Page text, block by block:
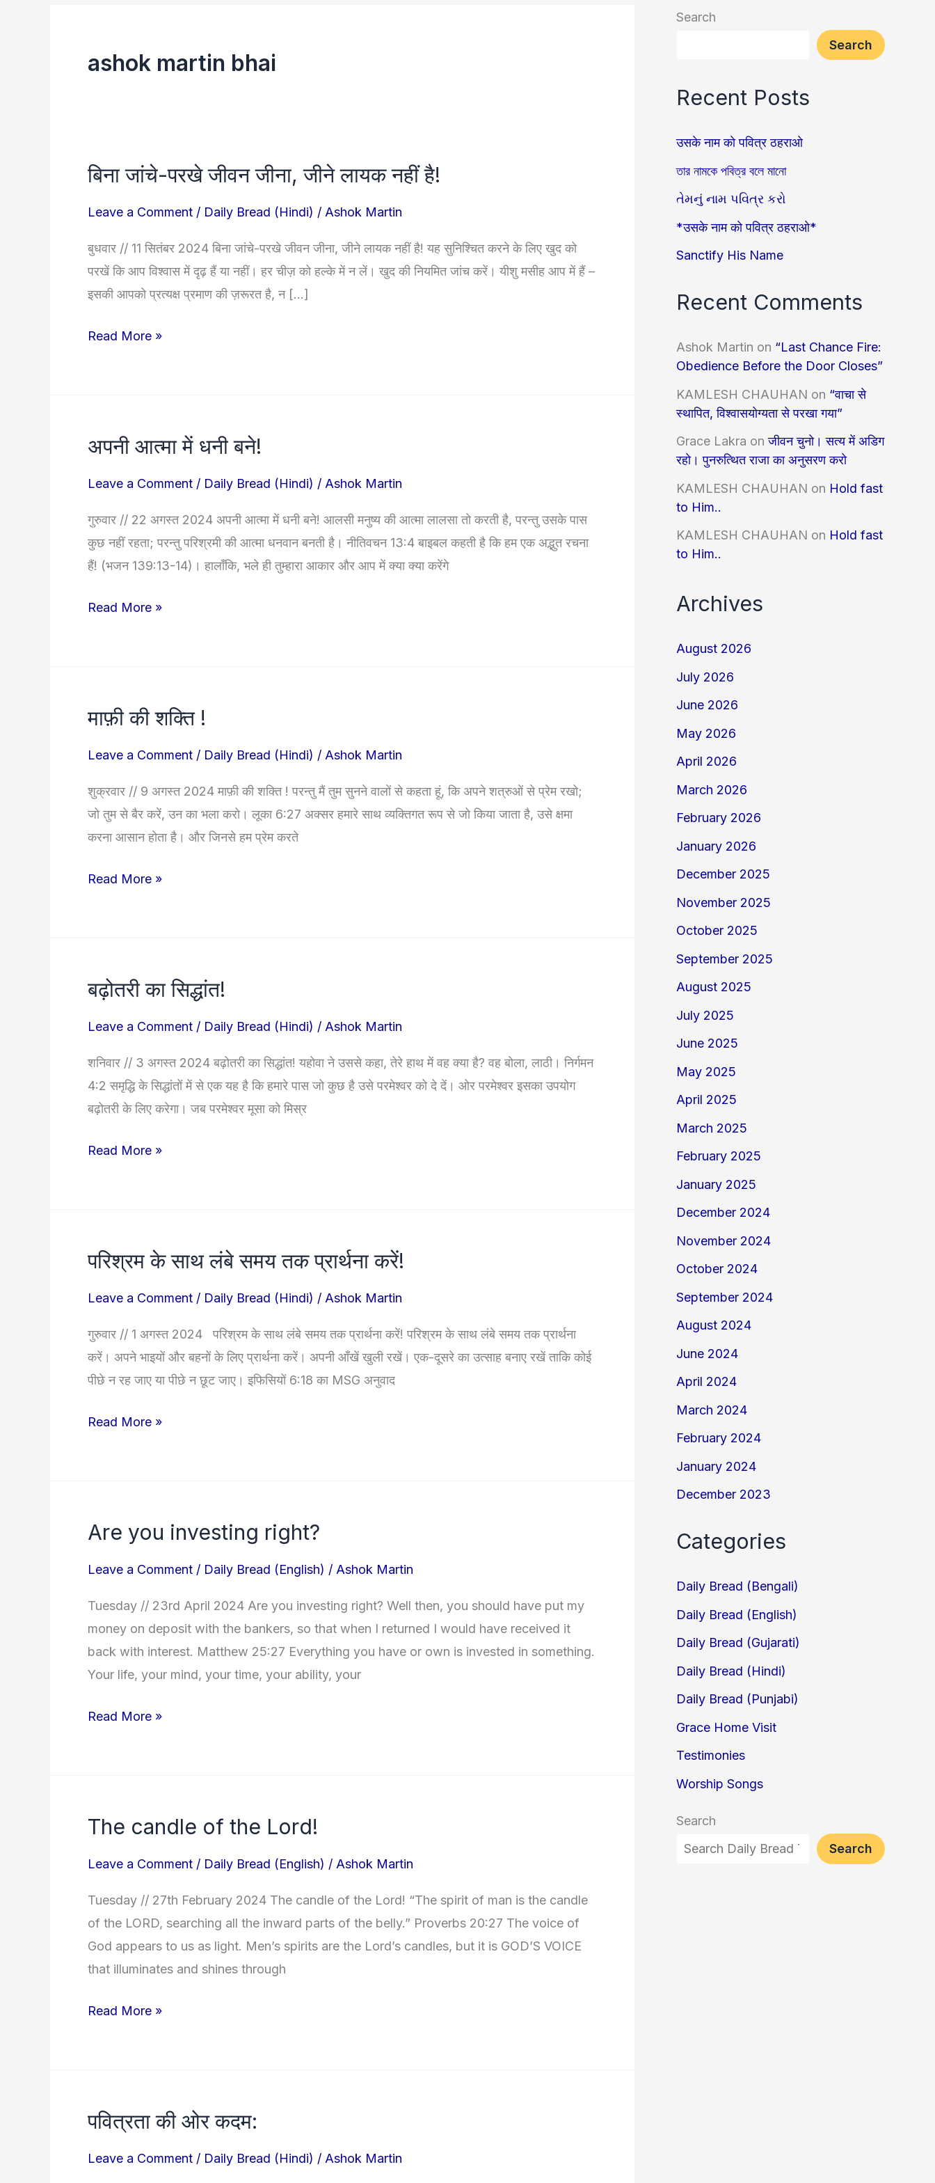
ashok martin bhai
बिना जांचे-परखे जीवन जीना, जीने लायक नहीं है!
Leave a Comment / Daily Bread (Hindi) / Ashok Martin
बुधवार // 11 सितंबर 2024 बिना जांचे-परखे जीवन जीना, जीने लायक नहीं है! यह सुनिश्चित करने के लिए खुद को
परखें कि आप विश्वास में दृढ़ हैं या नहीं। हर चीज़ को हल्के में न लें। खुद की नियमित जांच करें। यीशु मसीह आप में हैं –
इसकी आपको प्रत्यक्ष प्रमाण की ज़रूरत है, न […]
बिना
परखे
जीना,
नहीं
Read More »
अपनी आत्मा में धनी बने!
Leave a Comment / Daily Bread (Hindi) / Ashok Martin
गुरुवार // 22 अगस्त 2024 अपनी आत्मा में धनी बने! आलसी मनुष्य की आत्मा लालसा तो करती है, परन्तु उसके पास
कुछ नहीं रहता; परन्तु परिश्रमी की आत्मा धनवान बनती है। नीतिवचन 13:4 बाइबल कहती है कि हम एक अद्भुत रचना
हैं! (भजन 139:13-14)। हालाँकि, भले ही तुम्हारा आकार और आप में क्या क्या करेंगे
अपनी
में
Read More »
माफ़ी की शक्ति !
Leave a Comment / Daily Bread (Hindi) / Ashok Martin
शुक्रवार // 9 अगस्त 2024 माफ़ी की शक्ति ! परन्तु मैं तुम सुनने वालों से कहता हूं, कि अपने शत्रुओं से प्रेम रखो;
जो तुम से बैर करें, उन का भला करो। लूका 6:27 अक्सर हमारे साथ व्यक्तिगत रूप से जो किया जाता है, उसे क्षमा
करना आसान होता है। और जिनसे हम प्रेम करते
माफ़ी
शक्ति
Read More »
बढ़ोतरी का सिद्धांत!
Leave a Comment / Daily Bread (Hindi) / Ashok Martin
शनिवार // 3 अगस्त 2024 बढ़ोतरी का सिद्धांत! यहोवा ने उससे कहा, तेरे हाथ में वह क्या है? वह बोला, लाठी। निर्गमन
4:2 समृद्धि के सिद्धांतों में से एक यह है कि हमारे पास जो कुछ है उसे परमेश्वर को दे दें। ओर परमेश्वर इसका उपयोग
बढ़ोतरी के लिए करेगा। जब परमेश्वर मूसा को मिस्र
बढ़ोतरी
सिद्धांत!
Read More »
परिश्रम के साथ लंबे समय तक प्रार्थना करें!
Leave a Comment / Daily Bread (Hindi) / Ashok Martin
गुरुवार // 1 अगस्त 2024 परिश्रम के साथ लंबे समय तक प्रार्थना करें! परिश्रम के साथ लंबे समय तक प्रार्थना
करें। अपने भाइयों और बहनों के लिए प्रार्थना करें। अपनी आँखें खुली रखें। एक-दूसरे का उत्साह बनाए रखें ताकि कोई
पीछे न रह जाए या पीछे न छूट जाए। इफिसियों 6:18 का MSG अनुवाद
परिश्रम
साथ
समय
तक
करें!
Read More »
Are you investing right?
Leave a Comment / Daily Bread (English) / Ashok Martin
Tuesday // 23rd April 2024 Are you investing right? Well then, you should have put my
money on deposit with the bankers, so that when I returned I would have received it
back with interest. Matthew 25:27 Everything you have or own is invested in something.
Your life, your mind, your time, your ability, your
Are
investing
right?
Read More »
The candle of the Lord!
Leave a Comment / Daily Bread (English) / Ashok Martin
Tuesday // 27th February 2024 The candle of the Lord! “The spirit of man is the candle
of the LORD, searching all the inward parts of the belly.” Proverbs 20:27 The voice of
God appears to us as light. Men’s spirits are the Lord’s candles, but it is GOD’S VOICE
that illuminates and shines through
The
of
the
Lord!
Read More »
पवित्रता की ओर कदम:
Leave a Comment / Daily Bread (Hindi) / Ashok Martin
पवित्रता
ओर
Search
Search
Recent Posts
उसके नाम को पवित्र ठहराओ
তার নামকে পবিত্র বলে মানো
તેમનું નામ પવિત્ર કરો
*उसके नाम को पवित्र ठहराओ*
Sanctify His Name
Recent Comments
Ashok Martin on “Last Chance Fire:
Obedience Before the Door Closes”
KAMLESH CHAUHAN on “वाचा से
स्थापित, विश्वासयोग्यता से परखा गया”
Grace Lakra onजीवन चुनो। सत्य में अडिग
रहो। पुनरुत्थित राजा का अनुसरण करो
KAMLESH CHAUHAN on Hold fast
to Him..
KAMLESH CHAUHAN on Hold fast
to Him..
Archives
August 2026
July 2026
June 2026
May 2026
April 2026
March 2026
February 2026
January 2026
December 2025
November 2025
October 2025
September 2025
August 2025
July 2025
June 2025
May 2025
April 2025
March 2025
February 2025
January 2025
December 2024
November 2024
October 2024
September 2024
August 2024
June 2024
April 2024
March 2024
February 2024
January 2024
December 2023
Categories
Daily Bread (Bengali)
Daily Bread (English)
Daily Bread (Gujarati)
Daily Bread (Hindi)
Daily Bread (Punjabi)
Grace Home Visit
Testimonies
Worship Songs
Search
Search